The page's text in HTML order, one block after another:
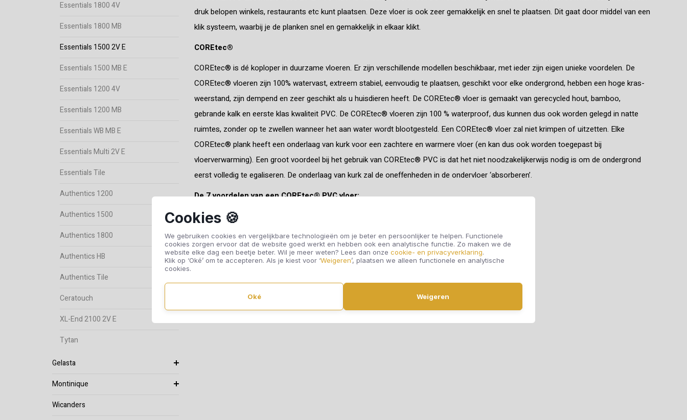
Cookies 🍪
We gebruiken cookies en vergelijkbare technologieën om je beter en persoonlijker te helpen. Functionele
cookies zorgen ervoor dat de website goed werkt en hebben ook een analytische functie. Zo maken we de
website elke dag een beetje beter. Wil je meer weten? Lees dan onze cookie- en privacyverklaring.
Klik op ‘Oké’ om te accepteren. Als je kiest voor ‘Weigeren’, plaatsen we alleen functionele en analytische
cookies.
Oké Weigeren
Essentials 1800 4V
Essentials 1800 MB
Essentials 1500 2V E
Essentials 1500 MB E
Essentials 1200 4V
Essentials 1200 MB
Essentials WB MB E
Essentials Multi 2V E
Essentials Tile
Authentics 1200
Authentics 1500
Authentics 1800
Authentics HB
Authentics Tile
Ceratouch
XL-End 2100 2V E
Tytan
Gelasta
Montinique
Wicanders
druk belopen winkels, restaurants etc kunt plaatsen. Deze vloer is ook zeer gemakkelijk en snel te plaatsen. Dit gaat door middel van een
klik systeem, waarbij je de planken snel en gemakkelijk in elkaar klikt.
COREtec®
COREtec® is dé koploper in duurzame vloeren. Er zijn verschillende modellen beschikbaar, met ieder zijn eigen unieke voordelen. De
COREtec® vloeren zijn 100% watervast, extreem stabiel, eenvoudig te plaatsen, geschikt voor elke ondergrond, hebben een hoge kras-
weerstand, zijn dempend en zeer geschikt als u huisdieren heeft. De COREtec® vloer is gemaakt van gerecycled hout, bamboo,
gebrande kalk en eerste klas kwaliteit PVC. De COREtec® vloeren zijn 100 % waterproof, dus kunnen dus ook worden gelegd in natte
ruimtes, zonder op te zwellen wanneer het aan water wordt blootgesteld. Een COREtec® vloer zal niet krimpen of uitzetten. Elke
COREtec® plank heeft een onderlaag van kurk voor een zachtere en warmere vloer (en kan dus ook worden toegepast bij
vloerverwarming). Een groot voordeel bij het gebruik van COREtec® PVC is dat het niet noodzakelijkerwijs nodig is om de ondergrond
eerst volledig te egaliseren. De onderlaag van kurk zal de oneffenheden in de ondervloer ‘absorberen’.
De 7 voordelen van een COREtec® PVC vloer:
Extreem Stabiel
Eenvoudig te reinigen
Geen egale ondervloer noodzakelijk
Direct te plaatsen op de bestaande vloer
Hoge krasweerstand
Akoestische demping